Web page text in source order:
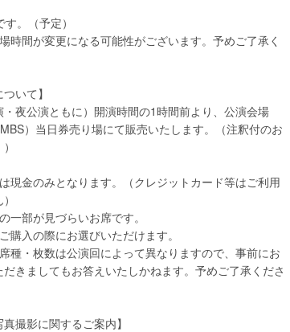
。（予定）
時間が変更になる可能性がございます。予めご了承く
ついて】
夜公演ともに）開演時間の1時間前より、公演会場
MBS）当日券売り場にて販売いたします。（注釈付のお
現金のみとなります。（クレジットカード等はご利用
一部が見づらいお席です。
購入の際にお選びいただけます。
種・枚数は公演回によって異なりますので、事前にお
きましてもお答えいたしかねます。予めご了承くださ
真撮影に関するご案内】